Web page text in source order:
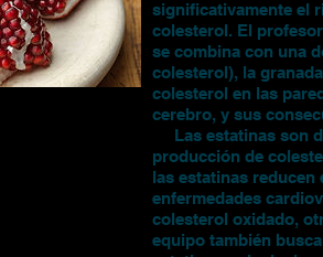
significativamente el
colesterol. El
se combina con una
colesterol), la
colesterol en las
cerebro, y sus
Las estatinas son
producción de
las estatinas
enfermedades
colesterol oxidado,
equipo también